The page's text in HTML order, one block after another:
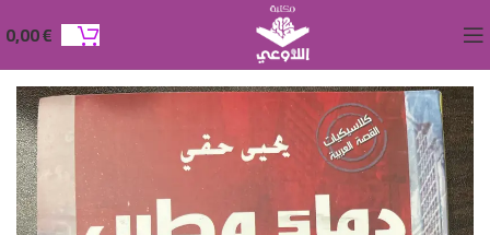
0,00€